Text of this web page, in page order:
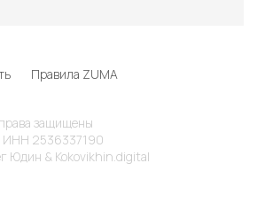
Правила ZUMA
защищены
ИНН 2536337190
Юдин & Kokovikhin.digital